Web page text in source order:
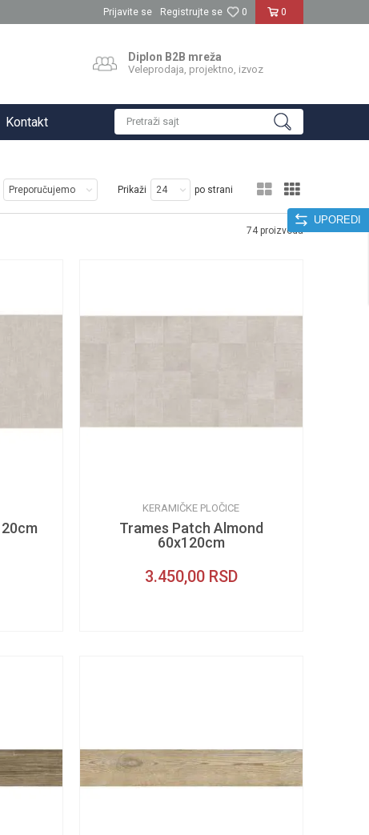
0
0
Prijavite se Registrujte se
Diplon B2B mreža
Veleprodaja, projektno, izvoz
Kontakt Pretraži sajt
UPOREDI
Prikaži po strani
74proizvoda
KERAMIČKE PLOČICE
Trames Patch Almond
60x120cm
3.450,00 RSD